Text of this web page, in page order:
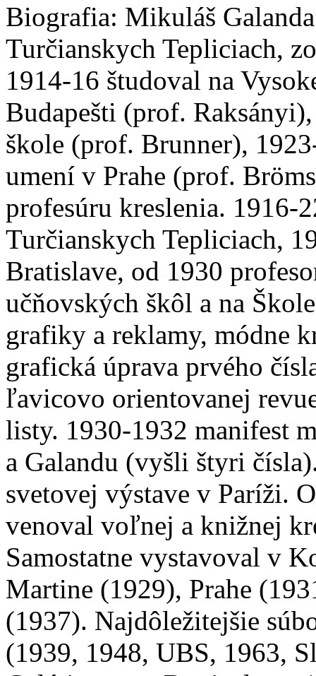
Biografia: Mikuláš
Turčianskych Tepliciach,
1914-16 študoval na
Budapešti (prof.
škole (prof. Brunner),
umení v Prahe (prof.
profesúru kreslenia. 1916-
Turčianskych Tepliciach,
Bratislave, od 1930
učňovských škôl a na
grafiky a reklamy, módne
grafická úprava prvého
ľavicovo orientovanej
listy. 1930-1932 manifest
a Galandu (vyšli štyri
svetovej výstave v Paríži.
venoval voľnej a knižnej
Samostatne vystavoval v
Martine (1929), Prahe
(1937). Najdôležitejšie
(1939, 1948, UBS, 1963,